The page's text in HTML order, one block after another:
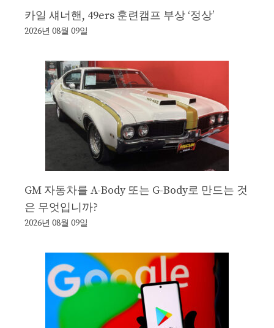
카일 섀너핸, 49ers 훈련캠프 부상 ‘정상’
2026년 08월 09일
GM 자동차를 A-Body 또는 G-Body로 만드는 것
은 무엇입니까?
2026년 08월 09일